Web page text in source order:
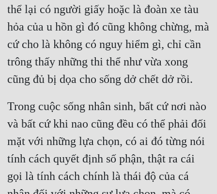
Dã Sử
Dị Giới
Dị Năng
Gia Đấu
Góc Nhìn Nam
Góc Nhìn Nữ
Huyền Huyễn
Huyền Nghi
Huyền Ảo
Hài Hước
thể lại có người giấy hoặc là đoàn xe tàu
hỏa của u hồn gì đó cũng không chừng, mà
cứ cho là không có nguy hiểm gì, chỉ cần
trông thấy những thi thể như vừa xong
Trong cuộc sống nhân sinh, bất cứ nơi nào
và bất cứ khi nao cũng đều có thể phải đối
mặt với những lựa chọn, có ai đó từng nói
tính cách quyết định số phận, thật ra cái
gọi là tính cách chính là thái độ của cá